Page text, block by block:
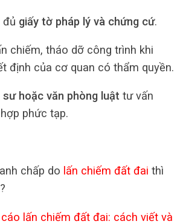
đủ giấy tờ pháp lý và chứng cứ.
chiếm, tháo dỡ công trình khi
định của cơ quan có thẩm quyền.
sư hoặc văn phòng luật tư vấn
phức tạp.
chấp do lấn chiếm đất đai thì
lấn chiếm đất đai: cách viết và